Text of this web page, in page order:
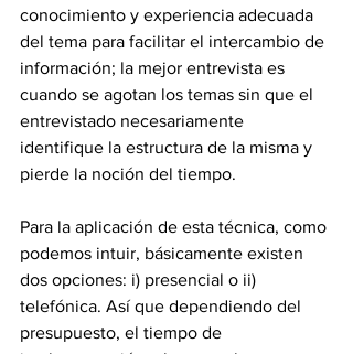
conocimiento y experiencia adecuada
del tema para facilitar el intercambio de
información; la mejor entrevista es
cuando se agotan los temas sin que el
entrevistado necesariamente
identifique la estructura de la misma y
pierde la noción del tiempo.
Para la aplicación de esta técnica, como
podemos intuir, básicamente existen
dos opciones: i) presencial o ii)
telefónica. Así que dependiendo del
presupuesto, el tiempo de